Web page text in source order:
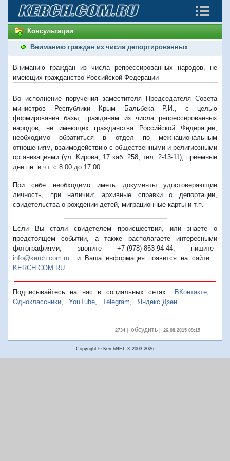
Консультации
Вниманию граждан из числа депортированных
Вниманию граждан из числа репрессированных народов, не
имеющих гражданство Российской Федерации
Во исполнение поручения заместителя Председателя Совета
министров Республики Крым Бальбека Р.И., с целью
формирования базы, гражданам из числа репрессированных
народов, не имеющих гражданства Российской Федерации,
необходимо обратиться в отдел по межнациональным
отношениям, взаимодействию с общественными и религиозными
организациями (ул. Кирова, 17 каб. 258, тел. 2-13-11), приемные
дни пн. и чт. с 8.00 до 17.00.
При себе необходимо иметь документы удостоверяющие
личность, при наличии: архивные справки о депортации,
свидетельства о рождении детей, миграционные карты и т.п.
Если Вы стали свидетелем происшествия, или знаете о
предстоящем событии, а также располагаете интересными
фотографиями, звоните +7-(978)-853-94-44, пишите
info@kerch.com.ru и Ваша информация появится на сайте
KERCH.COM.RU
Подписывайтесь на нас в социальных сетях ВКонтакте,
Одноклассники
YouTube Telegram Яндекс.Дзен
2734| обсудить| 26.08.2015 09:15
Copyright © KerchNET ® 2003-2026